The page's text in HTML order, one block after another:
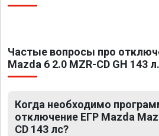
Частые вопросы про
Mazda 6 2.0 MZR-CD GH 143
Когда необходимо
отключение ЕГР Mazda
CD 143 лс?